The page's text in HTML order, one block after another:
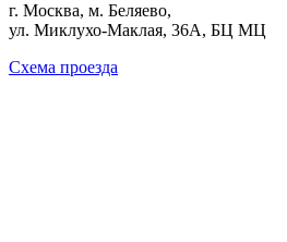
г. Москва, м. Беляево,
ул. Миклухо-Маклая, 36А, БЦ МЦ
Схема проезда